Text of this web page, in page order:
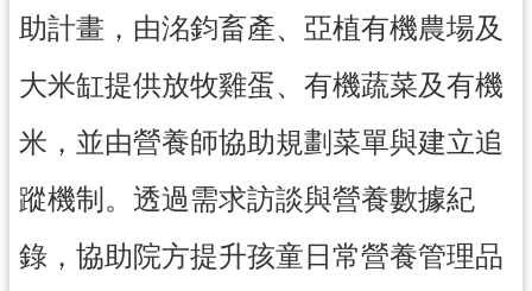
助計畫，由洺鈞畜產、亞植有機農場及
大米缸提供放牧雞蛋、有機蔬菜及有機
米，並由營養師協助規劃菜單與建立追
蹤機制。透過需求訪談與營養數據紀
錄，協助院方提升孩童日常營養管理品